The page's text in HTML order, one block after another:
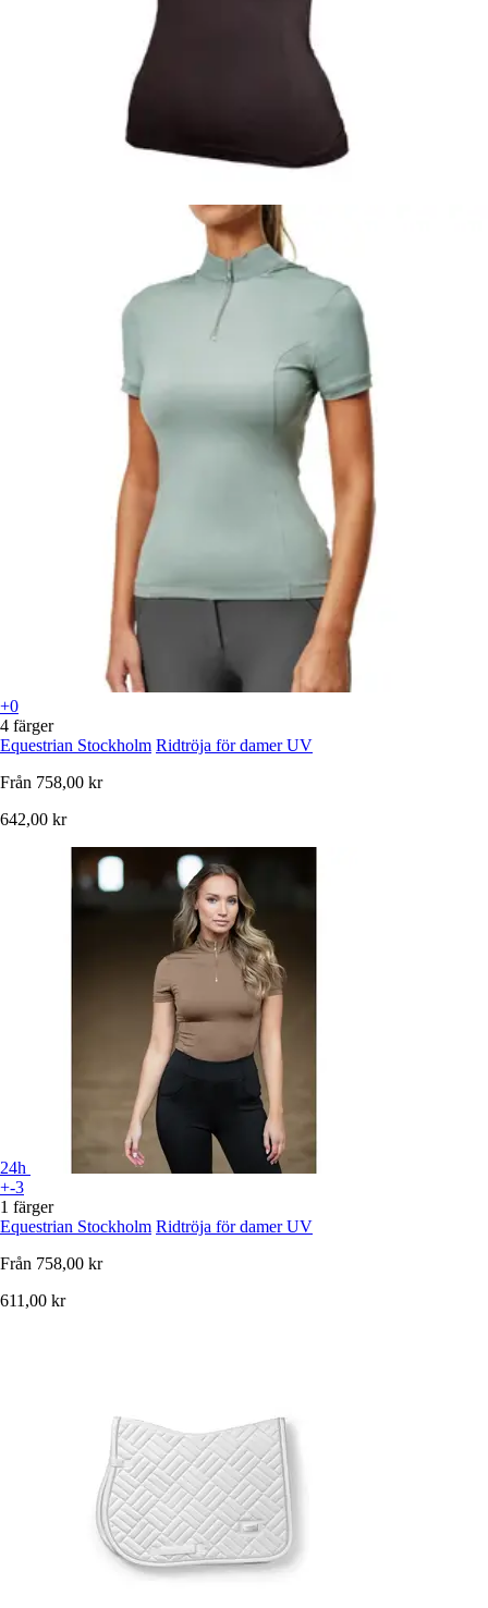
+0
4 färger
Equestrian Stockholm Ridtröja för damer UV
Från 758,00 kr
642,00 kr
24h
+-3
1 färger
Equestrian Stockholm Ridtröja för damer UV
Från 758,00 kr
611,00 kr